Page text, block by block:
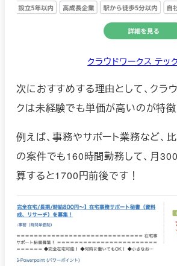
クラウドワークス テック
次におすすめする理由として、クラ
クは未経験でも単価が高いのが特徴
例えば、事務やサポート業務など、
の案件でも160時間勤務して、月
算すると1700円前後です！